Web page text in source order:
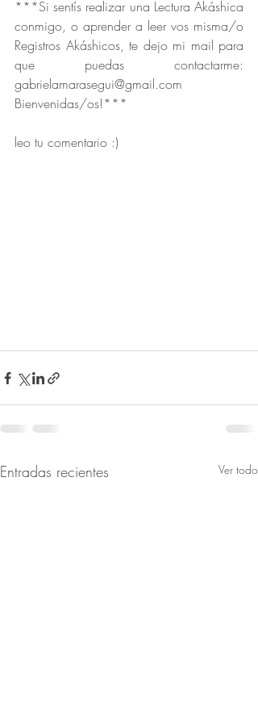
***Si sentís realizar una Lectura Akáshica
conmigo, o aprender a leer vos misma/o
Registros Akáshicos, te dejo mi mail para
que puedas contactarme:
gabrielamarasegui@gmail.com
Bienvenidas/os!***
leo tu comentario :)
Entradas recientes Ver todo